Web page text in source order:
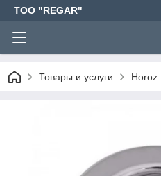
TOO "REGAR"
Товары и услуги Horoz